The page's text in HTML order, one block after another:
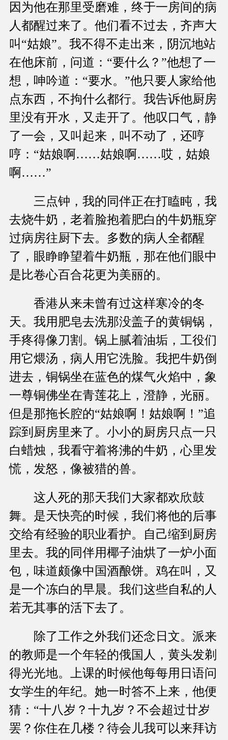
因为他在那里受磨难，终于一房间的病
人都醒过来了。他们看不过去，齐声大
叫“姑娘”。我不得不走出来，阴沉地站
在他床前，问道：“要什么？”他想了一
想，呻吟道：“要水。”他只要人家给他
点东西，不拘什么都行。我告诉他厨房
里没有开水，又走开了。他叹口气，静
了一会，又叫起来，叫不动了，还哼
哼：“姑娘啊……姑娘啊……哎，姑娘
啊……”
三点钟，我的同伴正在打瞌盹，我
去烧牛奶，老着脸抱着肥白的牛奶瓶穿
过病房往厨下去。多数的病人全都醒
了，眼睁睁望着牛奶瓶，那在他们眼中
是比卷心百合花更为美丽的。
香港从来未曾有过这样寒冷的冬
天。我用肥皂去洗那没盖子的黄铜锅，
手疼得像刀割。锅上腻着油垢，工役们
用它煨汤，病人用它洗脸。我把牛奶倒
进去，铜锅坐在蓝色的煤气火焰中，象
一尊铜佛坐在青莲花上，澄静，光丽。
但是那拖长腔的“姑娘啊！姑娘啊！”追
踪到厨房里来了。小小的厨房只点一只
白蜡烛，我看守着将沸的牛奶，心里发
慌，发怒，像被猎的兽。
这人死的那天我们大家都欢欣鼓
舞。是天快亮的时候，我们将他的后事
交给有经验的职业看护。自己缩到厨房
里去。我的同伴用椰子油烘了一炉小面
包，味道颇像中国酒酿饼。鸡在叫，又
是一个冻白的早晨。我们这些自私的人
若无其事的活下去了。
除了工作之外我们还念日文。派来
的教师是一个年轻的俄国人，黄头发剃
得光光地。上课的时候他每每用日语问
女学生的年纪。她一时答不上来，他便
猜：“十八岁？十九岁？不会超过廿岁
罢？你住在几楼？待会儿我可以来拜访